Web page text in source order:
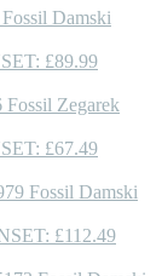
Fossil Damski
£89.99
Fossil Zegarek
£67.49
Fossil Damski
£112.49